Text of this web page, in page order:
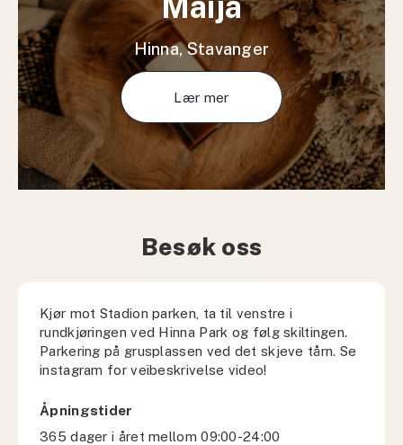
Hinna, Stavanger
Lær mer
Besøk oss
Kjør mot Stadion parken, ta til venstre i
rundkjøringen ved Hinna Park og følg skiltingen.
Parkering på grusplassen ved det skjeve tårn. Se
instagram for veibeskrivelse video!
Åpningstider
365 dager i året mellom 09:00-24:00